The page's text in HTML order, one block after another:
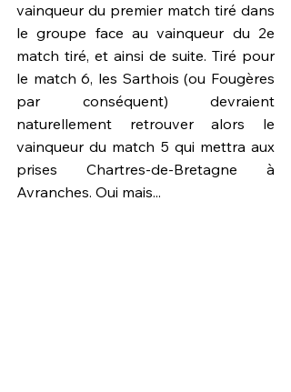
vainqueur du premier match tiré dans
le groupe face au vainqueur du 2e
match tiré, et ainsi de suite. Tiré pour
le match 6, les Sarthois (ou Fougères
par conséquent) devraient
naturellement retrouver alors le
vainqueur du match 5 qui mettra aux
prises Chartres-de-Bretagne à
Avranches. Oui mais...